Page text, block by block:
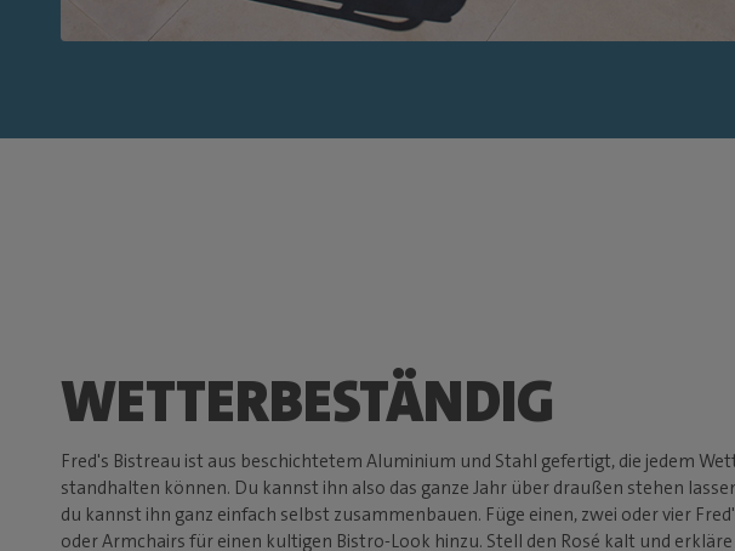
WETTERBESTÄNDIG
Fred's Bistreau ist aus beschichtetem Aluminium und Stahl gefertigt, die jedem
standhalten können. Du kannst ihn also das ganze Jahr über draußen stehen
du kannst ihn ganz einfach selbst zusammenbauen. Füge einen, zwei oder vier
oder Armchairs für einen kultigen Bistro-Look hinzu. Stell den Rosé kalt und erkläre